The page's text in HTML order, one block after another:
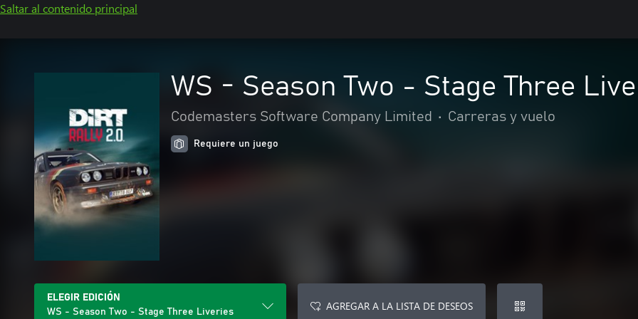
Saltar al contenido principal
WS - Season Two - Stage Three
Codemasters Software Company Limited • Carreras y vuelo
Requiere un juego
ELEGIR EDICIÓN
WS - Season Two - Stage Three Liveries
AGREGAR A LA LISTA DE DESEOS